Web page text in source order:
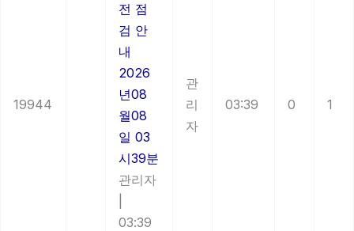
19944
전 점
검 안
내
2026
년08
월08
일 03
시39분
관리자
03:39
관
리
자
03:39 0 1